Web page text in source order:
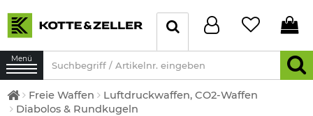
Menü
Freie Waffen
Luftdruckwaffen, CO2-Waffen
Diabolos & Rundkugeln